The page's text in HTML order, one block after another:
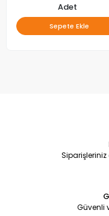
Adet
Sepete Ekle
Siparişleriniz
Güvenli